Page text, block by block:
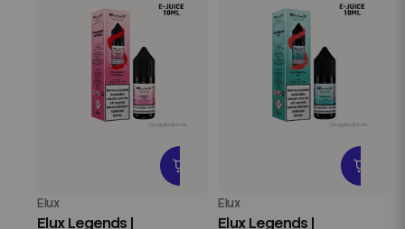
Elux
Elux Legends |
Elux
Elux Legends |